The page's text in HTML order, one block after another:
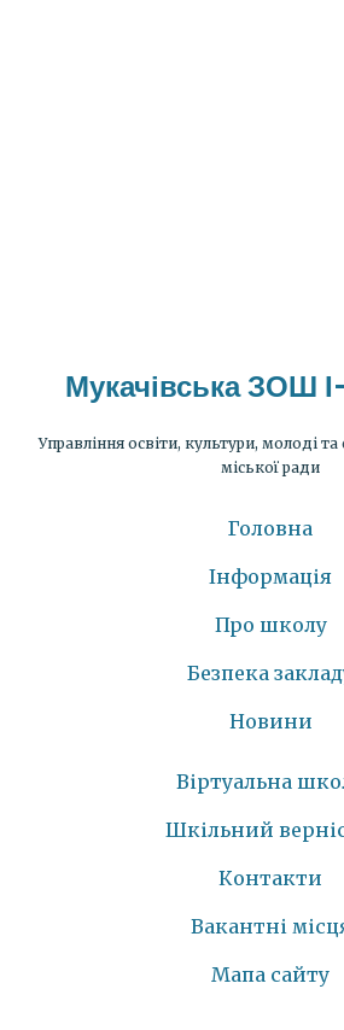
Мукачівська ЗОШ
Управління освіти, культури, молоді
міської ради
Головна
Інформація
Про школу
Безпека
Новини
Віртуальна
Шкільний
Контакти
Вакантні
Мапа сайту